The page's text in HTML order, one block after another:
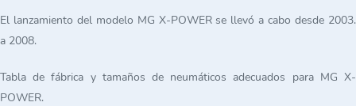
El lanzamiento del modelo MG X-POWER se llevó a cabo desde 2003.
a 2008.
Tabla de fábrica y tamaños de neumáticos adecuados para MG X-
POWER.